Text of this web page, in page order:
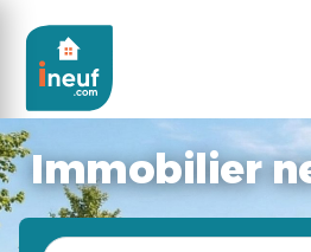
Immobilier